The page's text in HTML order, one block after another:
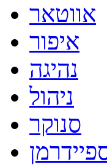
אווטאר
איפור
נהיגה
ניהול
סנוקר